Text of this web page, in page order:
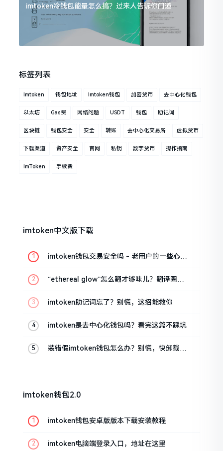
imtoken冷钱包能量怎么搞？过来人告诉你门道
标签列表
Imtoken 钱包地址 Imtoken钱包 加密货币 去中心化钱包
以太坊 Gas费 网络问题 USDT 钱包 助记词
区块链 钱包安全 安全 转账 去中心化交易所 虚拟货币
下载渠道 资产安全 官网 私钥 数字货币 操作指南
ImToken 手续费
imtoken中文版下载
imtoken钱包交易安全吗 - 老用户的一些心里
“ethereal glow”怎么翻才够味儿？翻译圈老
imtoken助记词忘了？别慌，这招能救你
imtoken是去中心化钱包吗？看完这篇不踩坑
装错假imtoken钱包怎么办？别慌，快卸载，
imtoken钱包2.0
imtoken钱包安卓版版本下载安装教程
imtoken电脑端登录入口，地址在这里